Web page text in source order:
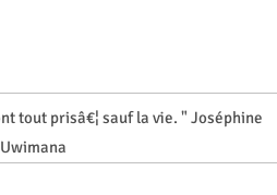
tout prisâ€¦ sauf la vie. " Joséphine
Uwimana